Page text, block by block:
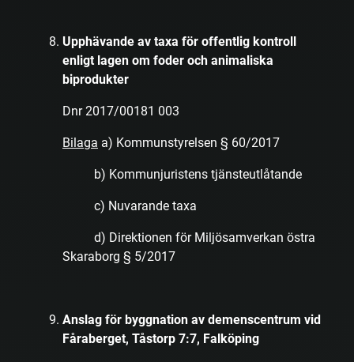
Upphävande av taxa för offentlig kontroll
enligt lagen om foder och animaliska
biprodukter
Dnr 2017/00181 003
Bilaga a) Kommunstyrelsen § 60/2017
b) Kommunjuristens tjänsteutlåtande
c) Nuvarande taxa
d) Direktionen för Miljösamverkan östra
Skaraborg § 5/2017
Anslag för byggnation av demenscentrum vid
Fåraberget, Tåstorp 7:7, Falköping